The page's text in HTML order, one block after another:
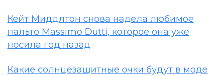
Кейт Миддлтон снова надела любимое
пальто Massimo Dutti, которое она уже
носила год назад
Какие солнцезащитные очки будут в моде